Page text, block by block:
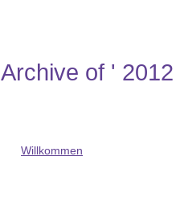
Archive of '
Willkommen